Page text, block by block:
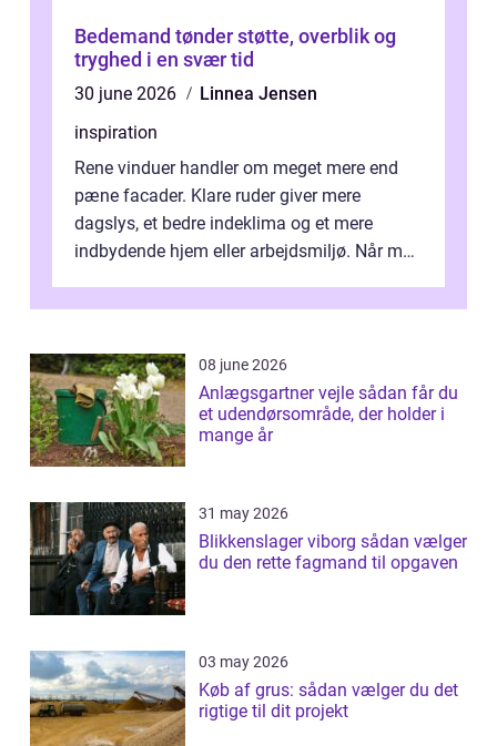
Bedemand tønder støtte, overblik og
tryghed i en svær tid
30 june 2026
Linnea Jensen
inspiration
Rene vinduer handler om meget mere end
pæne facader. Klare ruder giver mere
dagslys, et bedre indeklima og et mere
indbydende hjem eller arbejdsmiljø. Når man
08 june 2026
Anlægsgartner vejle sådan får du
et udendørsområde, der holder i
mange år
31 may 2026
Blikkenslager viborg sådan vælger
du den rette fagmand til opgaven
03 may 2026
Køb af grus: sådan vælger du det
rigtige til dit projekt